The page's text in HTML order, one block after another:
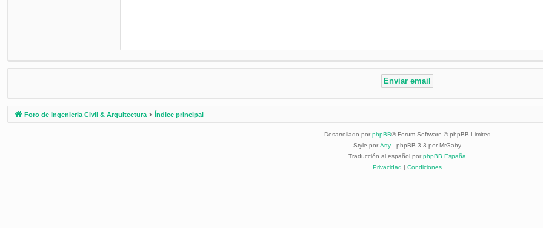
Foro de Ingenieria Civil & Arquitectura Índice principal
Desarrollado por phpBB® Forum Software © phpBB Limited
Style por Arty - phpBB 3.3 por MrGaby
Traducción al español por phpBB España
Privacidad | Condiciones